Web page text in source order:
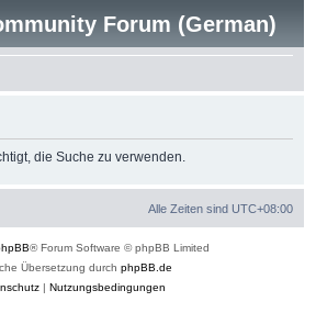
Forum (German)
die Suche zu verwenden.
Alle Zeiten sind UTC+08:00
® Forum Software © phpBB Limited
Übersetzung durch phpBB.de
| Nutzungsbedingungen